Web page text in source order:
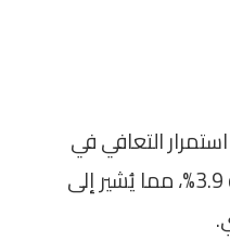
بنسبة 4.1%، مما يعكس استمرار التعافي في
بعض المجالات الحيوية. كما سجل قطاع السياحة والترفيه زيادة بنسبة 3.9%، مما يُشير إلى